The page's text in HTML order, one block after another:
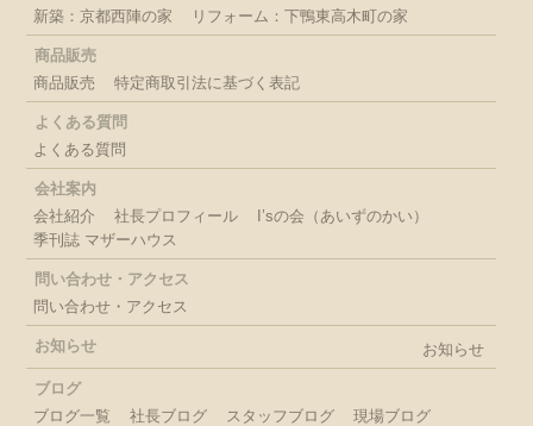
新築：京都西陣の家
リフォーム：下鴨東高木町の家
商品販売
商品販売
特定商取引法に基づく表記
よくある質問
よくある質問
会社案内
会社紹介
社長プロフィール
I’sの会（あいずのかい）
季刊誌 マザーハウス
問い合わせ・アクセス
問い合わせ・アクセス
お知らせ お知らせ
ブログ
ブログ一覧
社長ブログ スタッフブログ 現場ブログ